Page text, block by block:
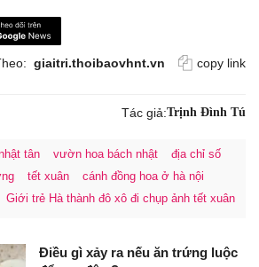
giaitri.thoibaovhnt.vn copy link
Tác giả:Trịnh Đình Tú
tân vườn hoa bách nhật
địa chỉ số
tết xuân
cánh đồng hoa ở hà nội
Giới trẻ Hà thành đô xô đi chụp ảnh tết xuân
Điều gì xảy ra nếu ăn trứng luộc